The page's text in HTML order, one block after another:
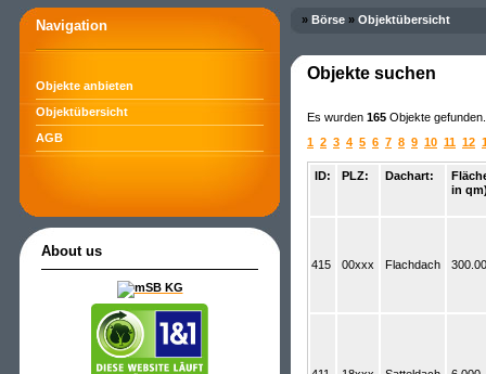
Navigation
Objekte anbieten
Objektübersicht
AGB
About us
» Börse » Objektübersicht
Objekte suchen
Es wurden 165 Objekte
1 2 3 4 5 6 7 8 9 10 11 12
ID: PLZ: Dachart:
in
415 00xxx Flachdach